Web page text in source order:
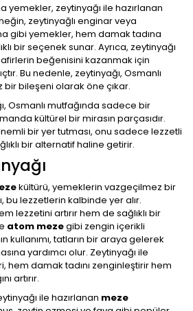
yemekler, zeytinyağı ile hazırlanan
zeytinyağlı enginar veya
gibi yemekler, hem damak tadına
bir seçenek sunar. Ayrıca, zeytinyağı
beğenisini kazanmak için
Bu nedenle, zeytinyağı, Osmanlı
bir bileşeni olarak öne çıkar.
Osmanlı mutfağında sadece bir
kültürel bir mirasın parçasıdır.
bir yer tutması, onu sadece lezzetli
bir alternatif haline getirir.
kültürü, yemeklerin vazgeçilmez bir
bu lezzetlerin kalbinde yer alır.
lezzetini artırır hem de sağlıklı bir
atom mezegibi zengin içerikli
kullanımı, tatların bir araya gelerek
yardımcı olur. Zeytinyağı ile
hem damak tadını zenginleştirir hem
artırır.
ile hazırlanan meze